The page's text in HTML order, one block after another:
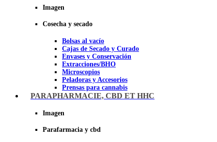
Imagen
Cosecha y secado
Bolsas al vacío
Cajas de Secado y Curado
Envases y Conservación
Extracciones/BHO
Microscopios
Peladoras y Accesorios
Prensas para cannabis
Secadores de cogollos
PARAPHARMACIE, CBD ET HHC
Imagen
Parafarmacia y cbd